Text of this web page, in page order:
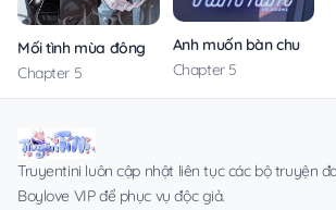
Mối tình mùa đông
Chapter 5
Anh muốn bàn chuyện
Chapter 5
Truyentini luôn cập nhật liên tục các bộ truyện
Boylove VIP để phục vụ độc giả.